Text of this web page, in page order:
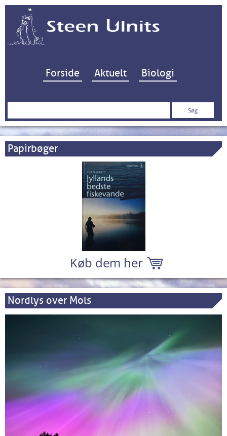
Hop til indhold
Forside Aktuelt Biologi
Søg
Papirbøger
Køb dem her
Nordlys over Mols